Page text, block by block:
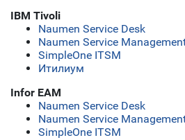
IBM Tivoli
Naumen Service Desk
Naumen Service
SimpleOne ITSM
Итилиум
Infor EAM
Naumen Service Desk
Naumen Service
SimpleOne ITSM